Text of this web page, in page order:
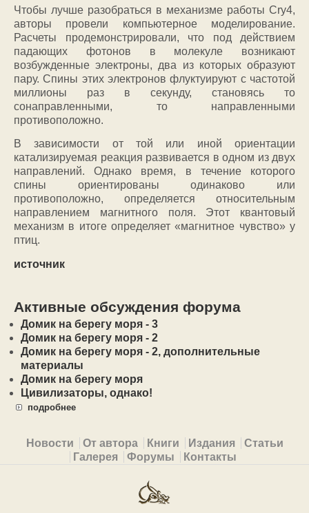
Чтобы лучше разобраться в механизме работы Cry4,
авторы провели компьютерное моделирование.
Расчеты продемонстрировали, что под действием
падающих фотонов в молекуле возникают
возбужденные электроны, два из которых образуют
пару. Спины этих электронов флуктуируют с частотой
миллионы раз в секунду, становясь то
сонаправленными, то направленными
противоположно.
В зависимости от той или иной ориентации
катализируемая реакция развивается в одном из двух
направлений. Однако время, в течение которого
спины ориентированы одинаково или
противоположно, определяется относительным
направлением магнитного поля. Этот квантовый
механизм в итоге определяет «магнитное чувство» у
птиц.
источник
Активные обсуждения форума
Домик на берегу моря - 3
Домик на берегу моря - 2
Домик на берегу моря - 2, дополнительные
материалы
Домик на берегу моря
Цивилизаторы, однако!
подробнее
Primary menu
Новости От автора Книги Издания
Статьи
Галерея
Форумы Контакты